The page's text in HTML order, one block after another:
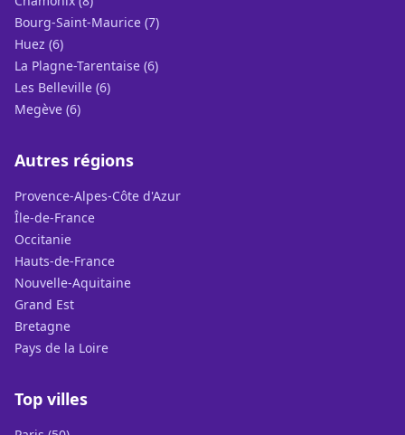
Bourg-Saint-Maurice (7)
Huez (6)
La Plagne-Tarentaise (6)
Les Belleville (6)
Megève (6)
Autres régions
Provence-Alpes-Côte d'Azur
Île-de-France
Occitanie
Hauts-de-France
Nouvelle-Aquitaine
Grand Est
Bretagne
Pays de la Loire
Top villes